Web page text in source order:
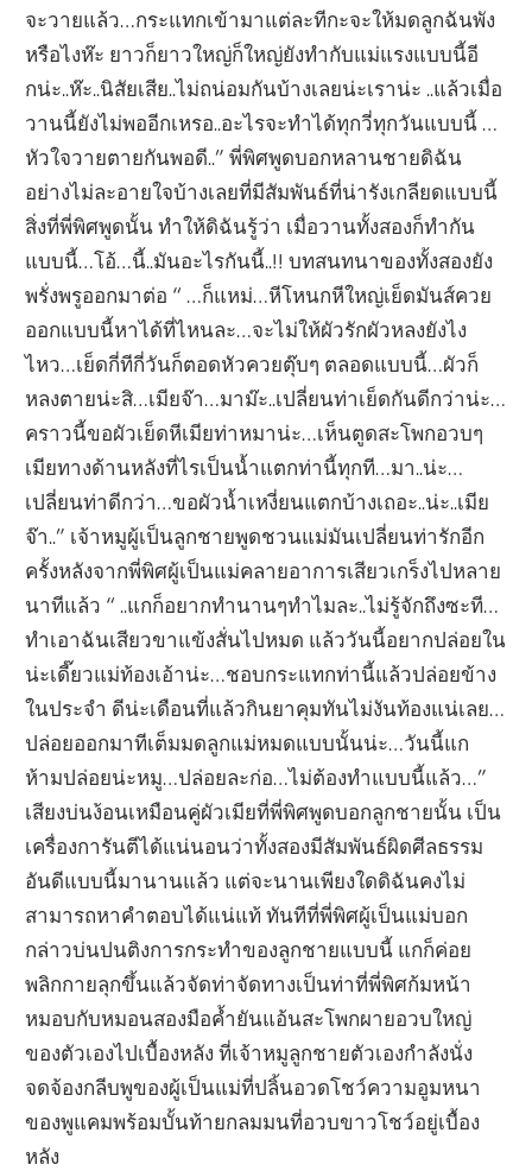
จะวายแล้ว…กระแทกเข้ามาแต่ละทีกะจะให้มดลูกฉันพัง
หรือไงห๊ะ ยาวก็ยาวใหญ่ก็ใหญ่ยังทำกับแม่แรงแบบนี้อี
กน่ะ..ห๊ะ..นิสัยเสีย..ไม่ถน่อมกันบ้างเลยน่ะเราน่ะ ..แล้วเมื่อ
วานนี้ยังไม่พออีกเหรอ..อะไรจะทำได้ทุกวี่ทุกวันแบบนี้ …
หัวใจวายตายกันพอดี..” พี่พิศพูดบอกหลานชายดิฉัน
อย่างไม่ละอายใจบ้างเลยที่มีสัมพันธ์ที่น่ารังเกลียดแบบนี้
สิ่งที่พี่พิศพูดนั้น ทำให้ดิฉันรู้ว่า เมื่อวานทั้งสองก็ทำกัน
แบบนี้…โอ้…นี้..มันอะไรกันนี้..!! บทสนทนาของทั้งสองยัง
พรั่งพรูออกมาต่อ “ …ก็แหม่…หีโหนกหีใหญ่เย็ดมันส์ควย
ออกแบบนี้หาได้ที่ไหนละ…จะไม่ให้ผัวรักผัวหลงยังไง
ไหว…เย็ดกี่ทีกี่วันก็ตอดหัวควยตุ๊บๆ ตลอดแบบนี้…ผัวก็
หลงตายน่ะสิ…เมียจ๊า…มาม๊ะ..เปลี่ยนท่าเย็ดกันดีกว่าน่ะ…
คราวนี้ขอผัวเย็ดหีเมียท่าหมาน่ะ…เห็นตูดสะโพกอวบๆ
เมียทางด้านหลังที่ไรเป็นน้ำแตกท่านี้ทุกที…มา..น่ะ…
เปลี่ยนท่าดีกว่า…ขอผัวน้ำเหงี่ยนแตกบ้างเถอะ..น่ะ..เมีย
จ๊า..” เจ้าหมูผู้เป็นลูกชายพูดชวนแม่มันเปลี่ยนท่ารักอีก
ครั้งหลังจากพี่พิศผู้เป็นแม่คลายอาการเสียวเกร็งไปหลาย
นาทีแล้ว “ ..แกก็อยากทำนานๆทำไมละ..ไม่รู้จักถึงซะที…
ทำเอาฉันเสียวขาแข้งสั่นไปหมด แล้ววันนี้อยากปล่อยใน
น่ะเดี๊ยวแม่ท้องเอ้าน่ะ…ชอบกระแทกท่านี้แล้วปล่อยข้าง
ในประจำ ดีน่ะเดือนที่แล้วกินยาคุมทันไม่งันท้องแน่เลย…
ปล่อยออกมาทีเต็มมดลูกแม่หมดแบบนั้นน่ะ…วันนี้แก
ห้ามปล่อยน่ะหมู…ปล่อยละก่อ…ไม่ต้องทำแบบนี้แล้ว…”
เสียงบ่นง้อนเหมือนคู่ผัวเมียที่พี่พิศพูดบอกลูกชายนั้น เป็น
เครื่องการันตีได้แน่นอนว่าทั้งสองมีสัมพันธ์ผิดศีลธรรม
อันดีแบบนี้มานานแล้ว แต่จะนานเพียงใดดิฉันคงไม่
สามารถหาคำตอบได้แน่แท้ ทันทีที่พี่พิศผู้เป็นแม่บอก
กล่าวบ่นปนติงการกระทำของลูกชายแบบนี้ แกก็ค่อย
พลิกกายลุกขึ้นแล้วจัดท่าจัดทางเป็นท่าที่พี่พิศก้มหน้า
หมอบกับหมอนสองมือค้ำยันแอ้นสะโพกผายอวบใหญ่
ของตัวเองไปเบื้องหลัง ที่เจ้าหมูลูกชายตัวเองกำลังนั่ง
จดจ้องกลีบพูของผู้เป็นแม่ที่ปลิ้นอวดโชว์ความอูมหนา
ของพูแคมพร้อมบั้นท้ายกลมมนที่อวบขาวโชว์อยู่เบื้อง
หลัง